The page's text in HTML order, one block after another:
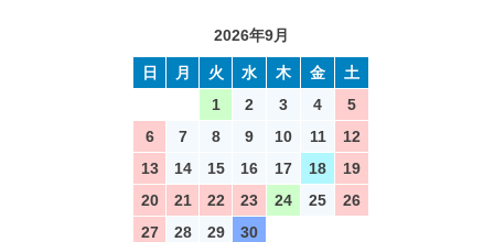
2026年9月
日 月 火 水 木 金
土
1
2 3 4
5
6
7 8 9 10 11
12
13
14 15 16 17 18
19
20
21 22 23 24 25
26
27
28 29 30